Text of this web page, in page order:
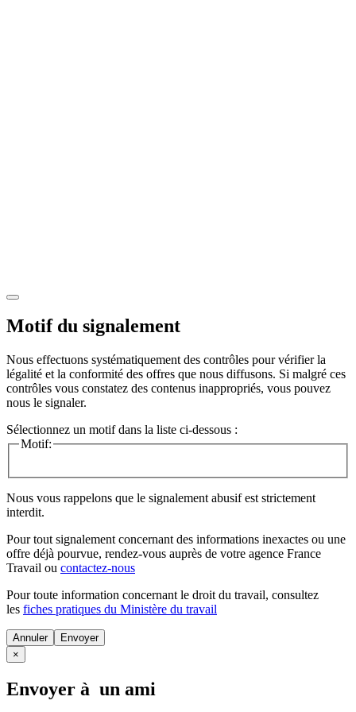
Motif du signalement
Nous effectuons systématiquement des contrôles pour vérifier la
légalité et la conformité des offres que nous diffusons. Si malgré ces
contrôles vous constatez des contenus inappropriés, vous pouvez
nous le signaler.
Sélectionnez un motif dans la liste ci-dessous :
Motif:
Nous vous rappelons que le signalement abusif est strictement
interdit.
Pour tout signalement concernant des informations inexactes ou une
offre déjà pourvue, rendez-vous auprès de votre agence France
Travail ou contactez-nous
Pour toute information concernant le droit du travail, consultez
les fiches pratiques du Ministère du travail
Annuler
×
Envoyer à un ami